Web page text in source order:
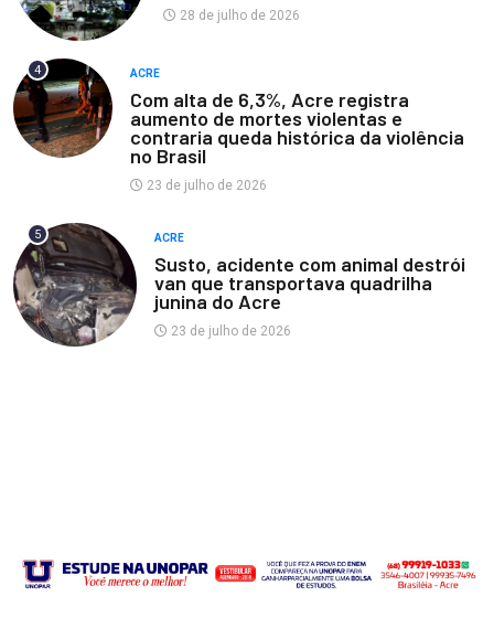
28 de julho de 2026
4 ACRE
Com alta de 6,3%, Acre registra
aumento de mortes violentas e
contraria queda histórica da violência
no Brasil
23 de julho de 2026
5 ACRE
Susto, acidente com animal destrói
van que transportava quadrilha
junina do Acre
23 de julho de 2026